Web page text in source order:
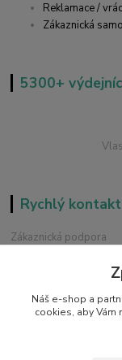
Reklamace /
Zákaznická
5300+
Rychlý kontakt
Zákaznická podpora
Chat / Online podpora
info@emobilky.cz
Náš e-shop a
cookies, aby Vám